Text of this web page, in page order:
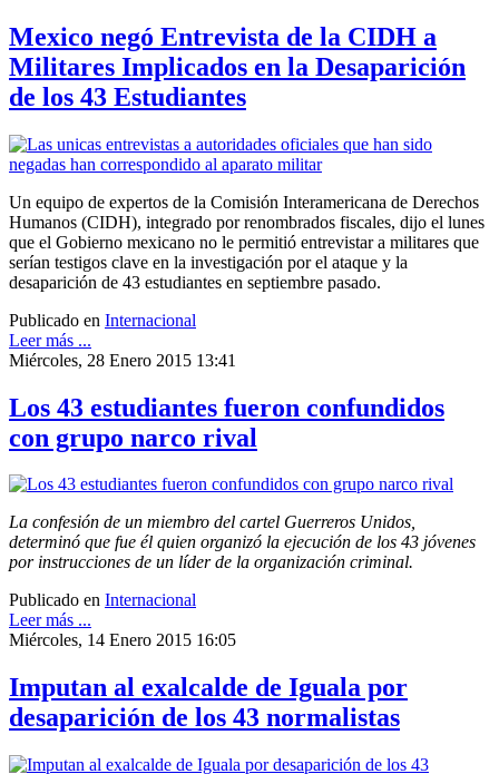
Mexico negó Entrevista de la CIDH a
Militares Implicados en la Desaparición
de los 43 Estudiantes
Un equipo de expertos de la Comisión Interamericana de Derechos
Humanos (CIDH), integrado por renombrados fiscales, dijo el lunes
que el Gobierno mexicano no le permitió entrevistar a militares que
serían testigos clave en la investigación por el ataque y la
desaparición de 43 estudiantes en septiembre pasado.
Publicado en Internacional
Leer más ...
Miércoles, 28 Enero 2015 13:41
Los 43 estudiantes fueron confundidos
con grupo narco rival
La confesión de un miembro del cartel Guerreros Unidos,
determinó que fue él quien organizó la ejecución de los 43 jóvenes
por instrucciones de un líder de la organización criminal.
Publicado en Internacional
Leer más ...
Miércoles, 14 Enero 2015 16:05
Imputan al exalcalde de Iguala por
desaparición de los 43 normalistas